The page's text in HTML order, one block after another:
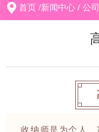
首页 /新闻中心 /公
收纳师是为个人、